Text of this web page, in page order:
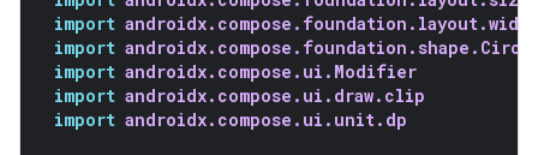
import androidx.compose.foundation.layout.width
import
import androidx.compose.ui.Modifier
import androidx.compose.ui.draw.clip
import androidx.compose.ui.unit.dp